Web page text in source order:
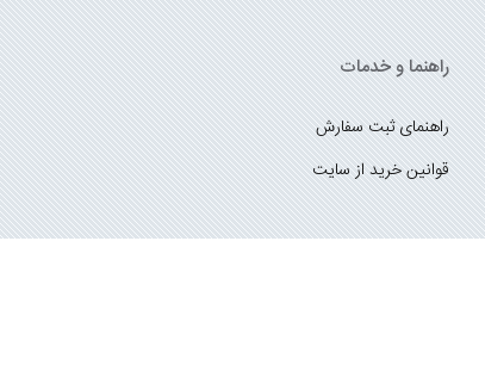
راهنما و خدمات
راهنمای ثبت سفارش
قوانین خرید از سایت
_